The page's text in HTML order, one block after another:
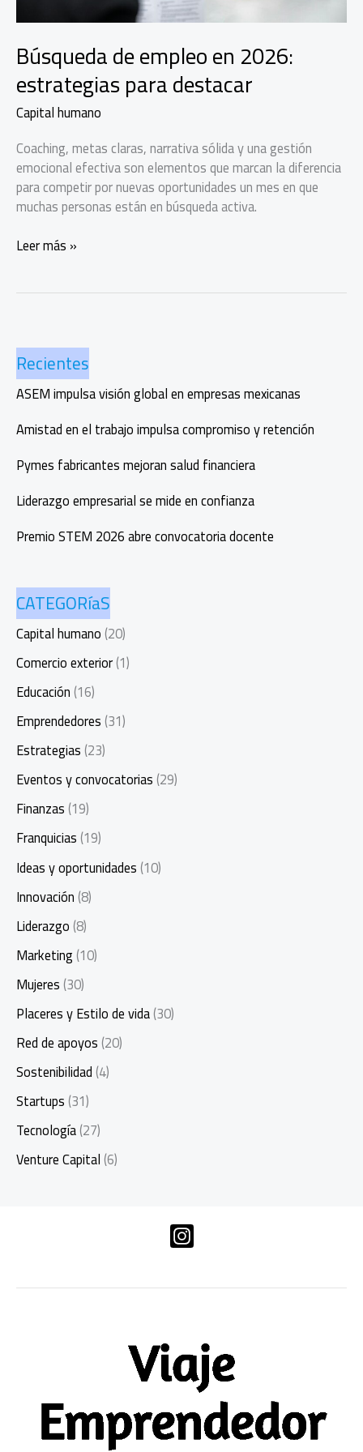
Búsqueda de empleo en 2026:
estrategias para destacar
Capital humano
Coaching, metas claras, narrativa sólida y una gestión
emocional efectiva son elementos que marcan la diferencia
para competir por nuevas oportunidades un mes en que
muchas personas están en búsqueda activa.
Búsqueda
estrategias
para
destacar
Leer más »
Recientes
ASEM impulsa visión global en empresas mexicanas
Amistad en el trabajo impulsa compromiso y retención
Pymes fabricantes mejoran salud financiera
Liderazgo empresarial se mide en confianza
Premio STEM 2026 abre convocatoria docente
CATEGORíaS
Capital humano(20)
Comercio exterior(1)
Educación(16)
Emprendedores(31)
Estrategias(23)
Eventos y convocatorias(29)
Finanzas(19)
Franquicias(19)
Ideas y oportunidades(10)
Innovación(8)
Liderazgo(8)
Marketing(10)
Mujeres(30)
Placeres y Estilo de vida(30)
Red de apoyos(20)
Sostenibilidad(4)
Startups(31)
Tecnología(27)
Venture Capital(6)